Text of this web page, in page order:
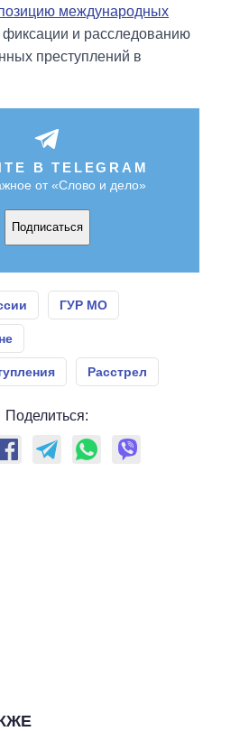
международных
фиксации и расследованию
преступлений в
В TELEGRAM
от «Слово и дело»
Подписаться
ГУР МО
Расстрел
Поделиться: